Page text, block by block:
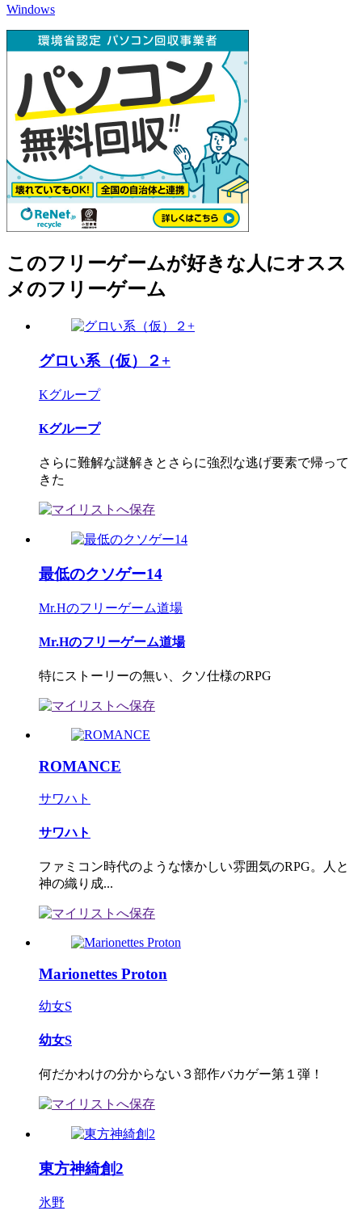
Windows
このフリーゲームが好きな人にオスス
メのフリーゲーム
グロい系（仮）２+
Kグループ
Kグループ
さらに難解な謎解きとさらに強烈な逃げ要素で帰って
きた
最低のクソゲー14
Mr.Hのフリーゲーム道場
Mr.Hのフリーゲーム道場
特にストーリーの無い、クソ仕様のRPG
ROMANCE
サワハト
サワハト
ファミコン時代のような懐かしい雰囲気のRPG。人と
神の織り成...
Marionettes Proton
幼女S
幼女S
何だかわけの分からない３部作バカゲー第１弾！
東方神綺創2
氷野